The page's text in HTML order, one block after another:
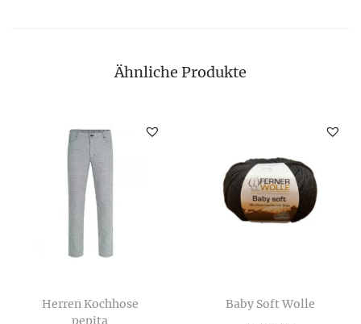
Ähnliche Produkte
Herren Kochhose
pepita
Baby Soft Wolle